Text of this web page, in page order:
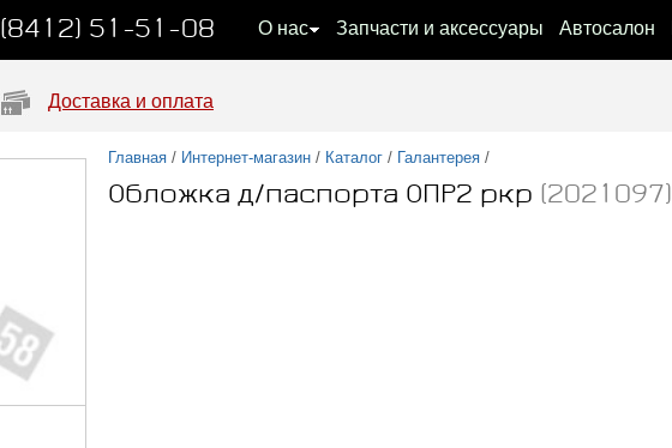
(8412) 51-51-08 О нас Запчасти и аксессуары Автосалон
Доставка и оплата
Главная / Интернет-магазин / Каталог / Галантерея /
Обложка д/паспорта ОПР2 ркр (2021097)